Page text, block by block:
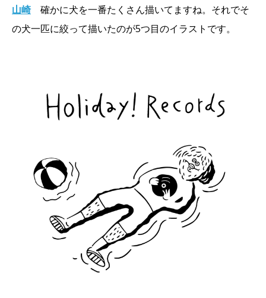
山崎
確かに犬を一番たくさん描いてますね。それでそ
の犬一匹に絞って描いたのが5つ目のイラストです。